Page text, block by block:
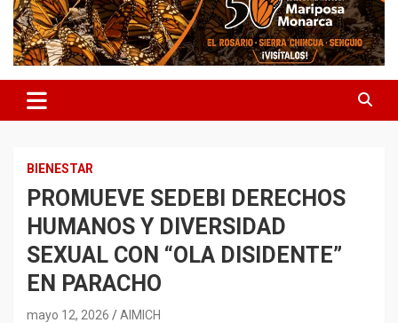
BIENESTAR
PROMUEVE SEDEBI DERECHOS
HUMANOS Y DIVERSIDAD
SEXUAL CON “OLA DISIDENTE”
EN PARACHO
mayo 12, 2026 AIMICH